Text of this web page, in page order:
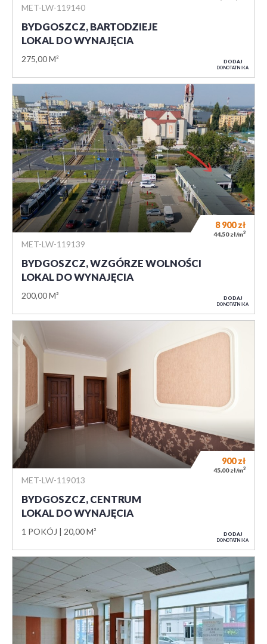
MET-LW-119140
BYDGOSZCZ, BARTODZIEJE
LOKAL DO WYNAJĘCIA
275,00 M² DODAJ
DO NOTATNIKA
MET-LW-119139
BYDGOSZCZ, WZGÓRZE WOLNOŚCI
LOKAL DO WYNAJĘCIA
200,00 M²
8 900zł
44,50 zł/m2
DODAJ
DO NOTATNIKA
MET-LW-119013
BYDGOSZCZ, CENTRUM
LOKAL DO WYNAJĘCIA
1 POKÓJ 20,00 M²
900zł
45,00 zł/m2
DODAJ
DO NOTATNIKA